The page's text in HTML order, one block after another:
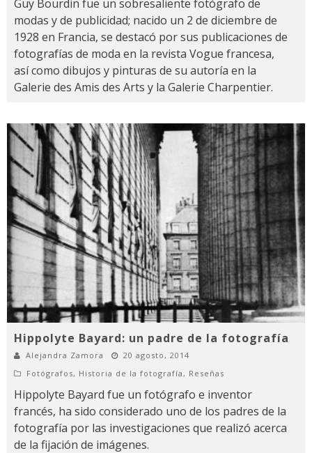
Guy Bourdin fue un sobresaliente fotógrafo de
modas y de publicidad; nacido un 2 de diciembre de
1928 en Francia, se destacó por sus publicaciones de
fotografías de moda en la revista Vogue francesa,
así como dibujos y pinturas de su autoría en la
Galerie des Amis des Arts y la Galerie Charpentier.
Hippolyte Bayard: un padre de la fotografía
Alejandra Zamora
20 agosto, 2014
Fotógrafos, Historia de la fotografía , Reseñas
Hippolyte Bayard fue un fotógrafo e inventor
francés, ha sido considerado uno de los padres de la
fotografía por las investigaciones que realizó acerca
de la fijación de imágenes.